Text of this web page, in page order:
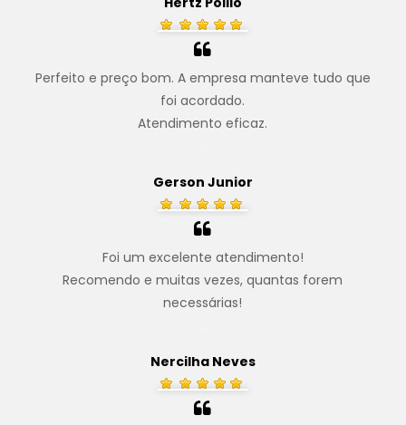
Perfeito e preço bom. A empresa manteve tudo que
foi acordado.
Atendimento eficaz.
Gerson Junior
Foi um excelente atendimento!
Recomendo e muitas vezes, quantas forem
necessárias!
Nercilha Neves